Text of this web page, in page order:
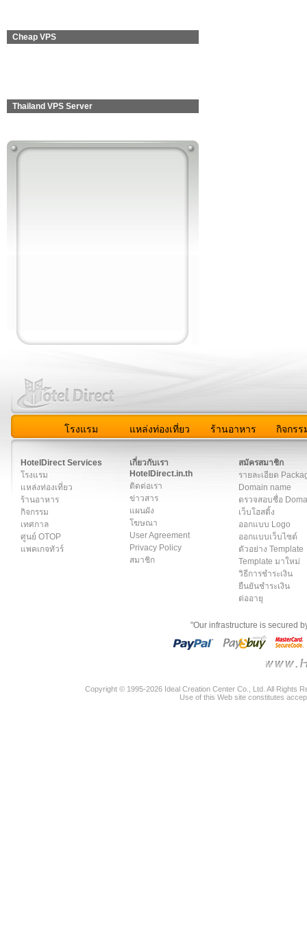
Cheap VPS
Thailand VPS Server
โรงแรม แหล่งท่องเที่ยว ร้านอาหาร กิจกรร
HotelDirect Services
โรงแรม
แหล่งท่องเที่ยว
ร้านอาหาร
กิจกรรม
เทศกาล
ศูนย์ OTOP
แพคเกจทัวร์
เกี่ยวกับเรา
HotelDirect.in.th
ติดต่อเรา
ข่าวสาร
แผนผัง
โฆษณา
User Agreement
Privacy Policy
สมาชิก
สมัครสมาชิก
รายละเอียด
Domain name
ตรวจสอบชื่อ
เว็บโฮสติ้ง
ออกแบบ Logo
ออกแบบเว็บไซต์
ตัวอย่าง Template
Template มาใหม่
วิธีการชำระเงิน
ยืนยันชำระเงิน
ต่ออายุ
"Our infrastructure is secured
Copyright © 1995-2026 Ideal Creation Center Co., Ltd. All Rights
Use of this Web site constitutes